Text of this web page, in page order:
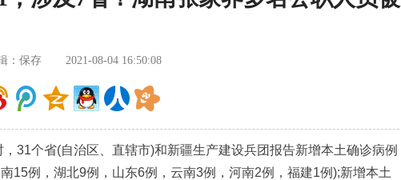
：保存 2021-08-04 16:50:08
个省(自治区、直辖市)和新疆生产建设兵团报告新增本土确诊病例
15例，湖北9例，山东6例，云南3例，河南2例，福建1例);新增本土